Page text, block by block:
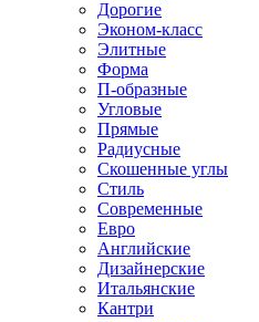
Дорогие
Эконом-класс
Элитные
Форма
П-образные
Угловые
Прямые
Радиусные
Скошенные углы
Стиль
Современные
Евро
Английские
Дизайнерские
Итальянские
Кантри